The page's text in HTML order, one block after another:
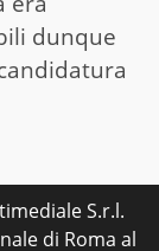
dunque
S.r.l.
di Roma al